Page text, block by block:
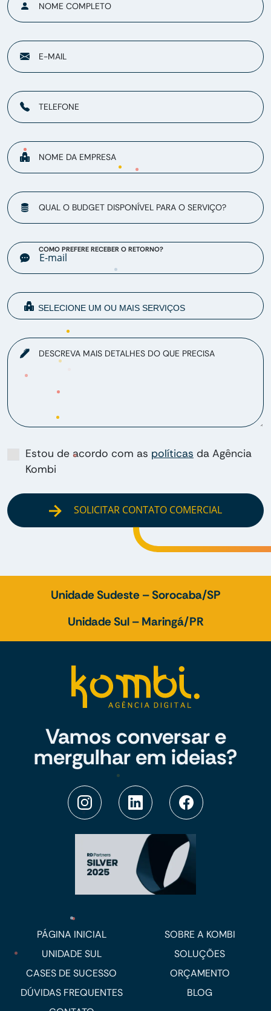
NOME COMPLETO
E-MAIL
TELEFONE
NOME DA EMPRESA
QUAL O BUDGET DISPONÍVEL PARA O SERVIÇO?
COMO PREFERE RECEBER O RETORNO?
DESCREVA MAIS DETALHES DO QUE PRECISA
Estou de acordo com as políticas da Agência
Kombi
SOLICITAR CONTATO COMERCIAL
Unidade Sudeste – Sorocaba/SP
Unidade Sul – Maringá/PR
Vamos conversar e
mergulhar em ideias?
PÁGINA INICIAL
SOBRE A KOMBI
UNIDADE SUL
SOLUÇÕES
CASES DE SUCESSO
ORÇAMENTO
DÚVIDAS FREQUENTES
BLOG